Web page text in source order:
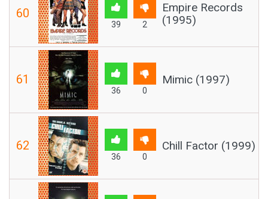
60
39 2
Empire Records
(1995)
61
36 0
Mimic (1997)
62
36 0
Chill Factor (1999)